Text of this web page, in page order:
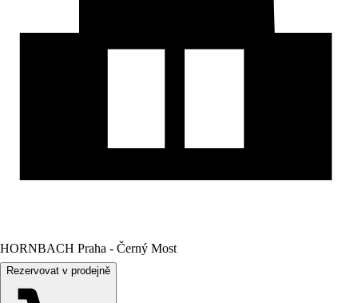
HORNBACH Praha - Černý Most
Rezervovat v prodejně